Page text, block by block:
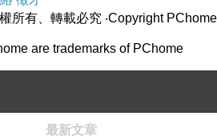
所有、轉載必究 ‧Copyright PChome
are trademarks of PChome
最新文章